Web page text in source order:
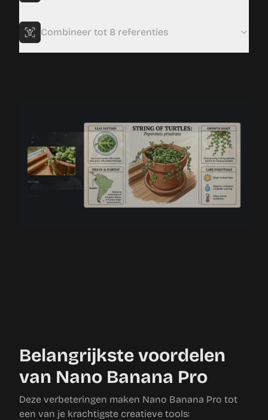
Combineer tot 8 referenties
Belangrijkste voordelen
van Nano Banana Pro
Deze verbeteringen maken Nano Banana Pro tot
een van je krachtigste creatieve tools: